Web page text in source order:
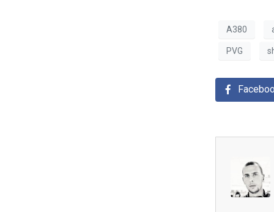
A380
PVG